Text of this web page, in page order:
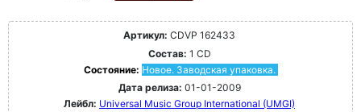
Артикул: CDVP 162433
Состав: 1 CD
Состояние: Новое. Заводская упаковка.
Дата релиза: 01-01-2009
Лейбл: Universal Music Group International (UMGI)